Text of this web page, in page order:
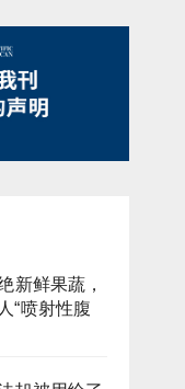
新鲜果蔬，
“喷射性腹